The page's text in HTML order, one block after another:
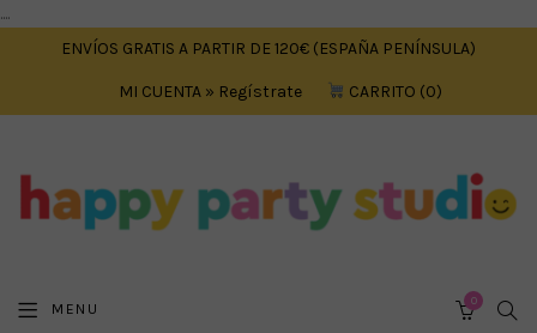
....
ENVÍOS GRATIS A PARTIR DE 120€ (ESPAÑA PENÍNSULA)
MI CUENTA » Regístrate CARRITO 0
MENU 0